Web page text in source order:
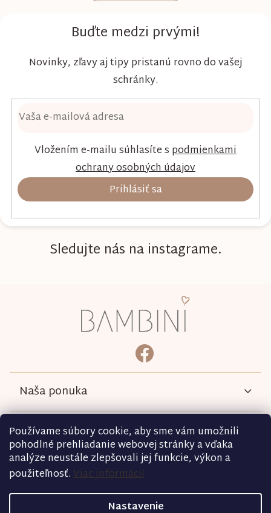
Používame súbory cookie, aby sme vám umožnili
pohodlné prehliadanie webovej stránky a vďaka
analýze neustále zlepšovali jej funkcie, výkon a
použiteľnosť.Viac informácií
Nastavenie
Buďte medzi prvými!
Novinky, zľavy aj tipy pristanú rovno do vašej
schránky.
Vložením e-mailu súhlasíte s podmienkami
ochrany osobných údajov
Prihlásiť sa
Sledujte nás na instagrame.
bambini.kociky
https://www.facebook.com/
Naša ponuka
Informácie
Podmienky